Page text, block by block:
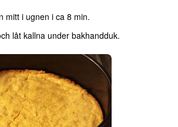
mitt i ugnen i ca 8 min.
låt kallna under bakhandduk.